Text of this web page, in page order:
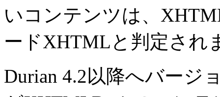
いコンテンツは、
ードXHTMLと判定され
Durian 4.2以降へバージ